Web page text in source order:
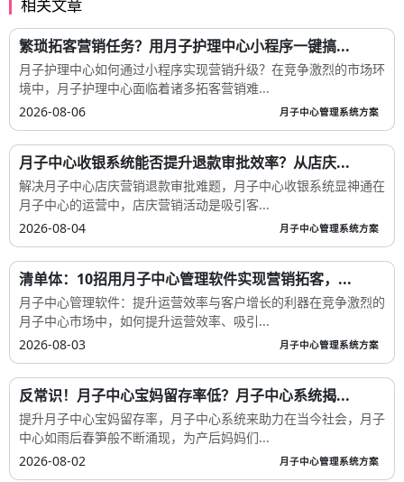
相关文章
繁琐拓客营销任务？用月子护理中心小程序一键搞...
月子护理中心如何通过小程序实现营销升级？在竞争激烈的市场环
境中，月子护理中心面临着诸多拓客营销难...
2026-08-06
月子中心管理系统方案
月子中心收银系统能否提升退款审批效率？从店庆...
解决月子中心店庆营销退款审批难题，月子中心收银系统显神通在
月子中心的运营中，店庆营销活动是吸引客...
2026-08-04
月子中心管理系统方案
清单体：10招用月子中心管理软件实现营销拓客，...
月子中心管理软件：提升运营效率与客户增长的利器在竞争激烈的
月子中心市场中，如何提升运营效率、吸引...
2026-08-03
月子中心管理系统方案
反常识！月子中心宝妈留存率低？月子中心系统揭...
提升月子中心宝妈留存率，月子中心系统来助力在当今社会，月子
中心如雨后春笋般不断涌现，为产后妈妈们...
2026-08-02
月子中心管理系统方案